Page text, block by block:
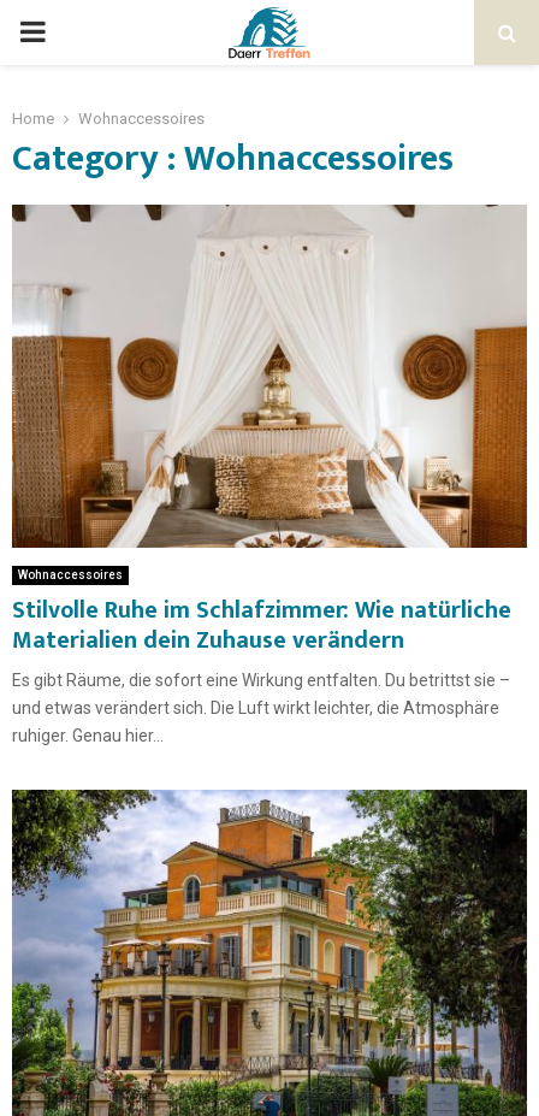
Home Wohnaccessoires
Category : Wohnaccessoires
Wohnaccessoires
Stilvolle Ruhe im Schlafzimmer: Wie natürliche
Materialien dein Zuhause verändern
Es gibt Räume, die sofort eine Wirkung entfalten. Du betrittst sie –
und etwas verändert sich. Die Luft wirkt leichter, die Atmosphäre
ruhiger. Genau hier...